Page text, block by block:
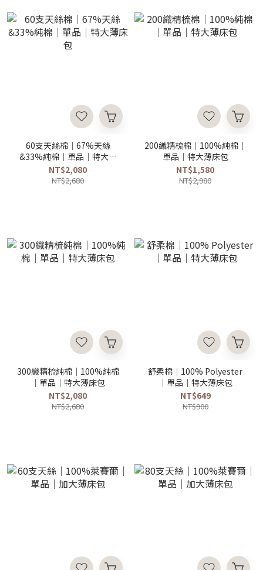
60支天絲棉｜67%天絲
&33%純棉｜單品｜特大薄
床包
NT$2,080
NT$2,680
200織精梳棉｜100%純棉｜
單品｜特大薄床包
NT$1,580
NT$2,980
300織精梳純棉｜100%純棉
｜單品｜特大薄床包
NT$2,080
NT$2,680
舒柔棉｜100% Polyester
｜單品｜特大薄床包
NT$649
NT$900